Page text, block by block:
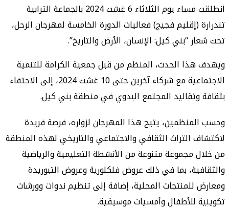
انطلقت مساء يوم الثلاثاء 6 غشت 2024 بالجماعة الترابية
(إقليم فجيج) فعاليات الدورة الخامسة لمهرجان الرحل،
“بني كيل: الإنسان، الأرض والتاريخ”.
الحدث، المنظم من قبل جمعية الكرامة للتنمية
الاجتماعية مع شركاء آخرين حتى 10 غشت 2024، إلى الاحتفاء
وتقاليد المجتمع البدوي في منطقة بني كيل.
يتيح هذا المهرجان لزواره، فرصة فريدة
التراث الثقافي والاجتماعي والتاريخي لهذه المنطقة
مجموعة متنوعة من الأنشطة التعليمية والرياضية
بما في ذلك عروض فلكلورية وعروض التبوريدة
المحلية، إضافة إلى تنظيم ندوات وورشات
للأطفال وأمسيات موسيقية.